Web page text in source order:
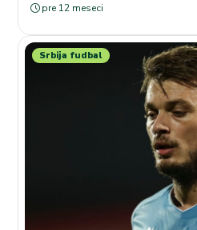
pre 12 meseci
Srbija fudbal